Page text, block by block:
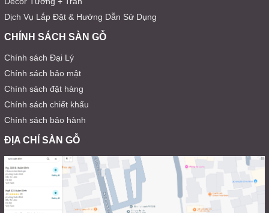
Dịch Vụ Lắp Đặt & Hướng Dẫn Sử Dụng
CHÍNH SÁCH SÀN GỖ
Chính sách Đại Lý
Chính sách bảo mật
Chính sách đặt hàng
Chính sách chiết khấu
Chính sách bảo hành
ĐỊA CHỈ SÀN GỖ